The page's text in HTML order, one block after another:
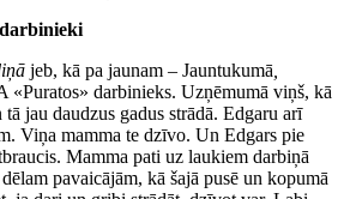
jeb, kā pa jaunam – Jauntukumā
«Puratos» darbinieks. Uzņēmumā viņš, kā
tā jau daudzus gadus strādā. Edgaru arī
Viņa mamma te dzīvo. Un Edgars pie
Mamma pati uz laukiem darbiņā
pavaicājām, kā šajā pusē un kopumā